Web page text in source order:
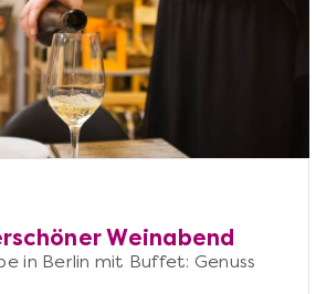
Weinabend
in Berlin mit Buffet: Genuss